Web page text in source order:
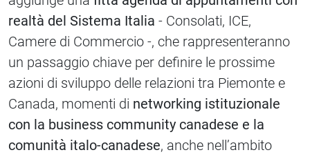
realtà del Sistema Italia - Consolati, ICE,
Camere di Commercio -, che rappresenteranno
un passaggio chiave per definire le prossime
azioni di sviluppo delle relazioni tra Piemonte e
Canada, momenti di networking istituzionale
con la business community canadese e la
comunità italo-canadese, anche nell’ambito